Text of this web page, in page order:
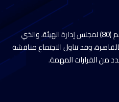
جاء ذلك خلال الاجتماع الدوري رقم (80) لمجلس إدارة الهيئة، والذي
وقد تناول الاجتماع مناقشة
من القرارات المهمة.